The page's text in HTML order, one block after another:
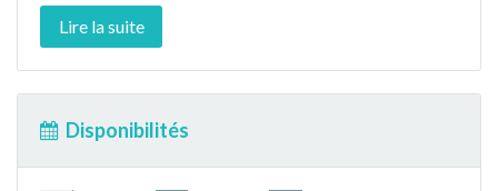
Lire la suite
Disponibilités